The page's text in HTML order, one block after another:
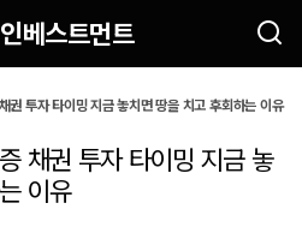
권 투자 타이밍 지금 놓치면 땅을 치고 후회하는 이유
채권 투자 타이밍 지금 놓
이유